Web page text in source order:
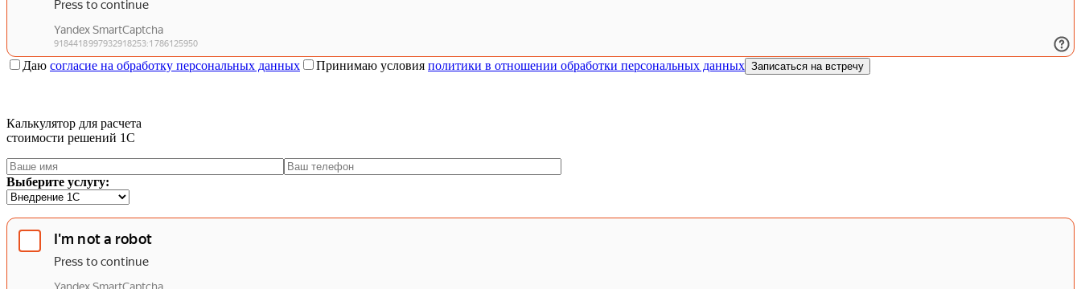
Даю согласие на обработку персональных данных Принимаю условия политики в отношении обработки персональных данных Записаться на встречу
Калькулятор для расчета
стоимости решений 1C
Выберите услугу: